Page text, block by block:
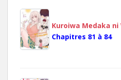
Kuroiwa Medaka
Chapitres 81 à 84